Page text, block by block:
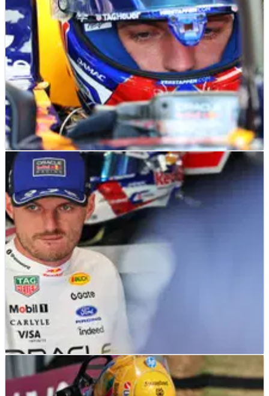
F1 NEWS 04/07/26
'Tidak Ada Gunanya' - Verstappen Luapkan
Kekecewaan usai Kualifikasi GP Inggris
NEWS 04/07/26
Verstappen Mempertanyakan Parade Lap F1